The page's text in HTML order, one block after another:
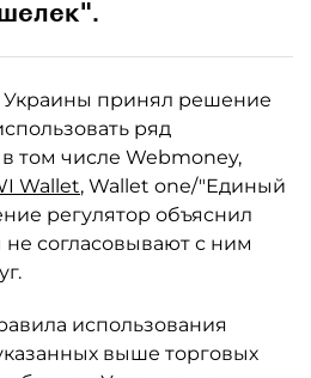
принял решение
ряд
том числе Webmoney,
Wallet, Wallet one/"Единый
регулятор объяснил
не согласовывают с ним
использования
выше торговых